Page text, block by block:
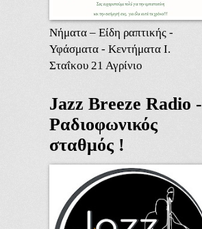
Νήματα – Είδη ραπτικής -
Υφάσματα - Κεντήματα Ι.
Σταΐκου 21 Αγρίνιο
Jazz Breeze Radio -
Ραδιοφωνικός
σταθμός !